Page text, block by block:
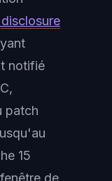
notifié
patch
15
de